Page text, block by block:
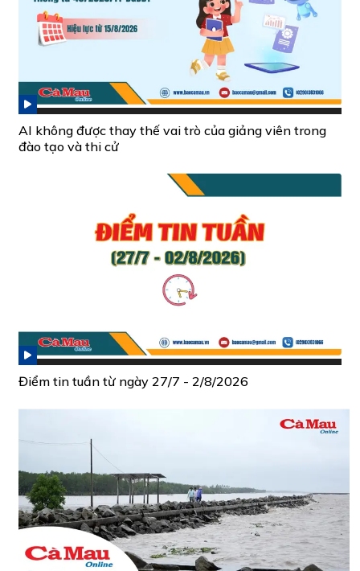
AI không được thay thế vai trò của giảng viên trong
đào tạo và thi cử
Điểm tin tuần từ ngày 27/7 - 2/8/2026